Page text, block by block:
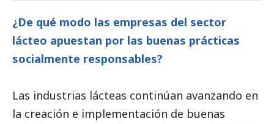
¿De qué modo las empresas del sector
lácteo apuestan por las buenas prácticas
socialmente responsables?
Las industrias lácteas continúan avanzando en
la creación e implementación de buenas